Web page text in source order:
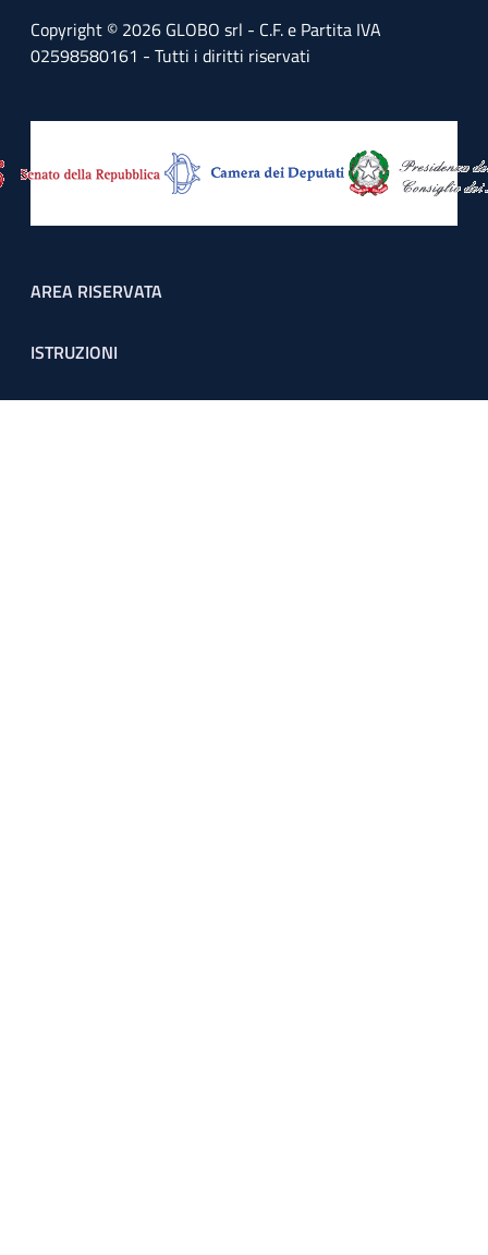
Copyright © 2026 GLOBO srl - C.F. e Partita IVA
02598580161 - Tutti i diritti riservati
Footer menu
AREA RISERVATA
ISTRUZIONI